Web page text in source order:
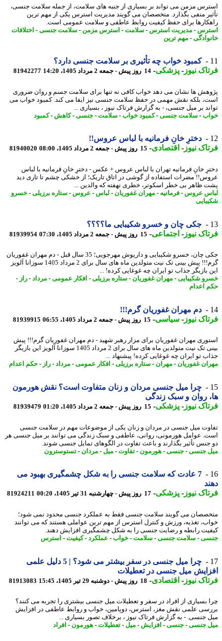
مزمن می تواند بر بسیاری از جنبه های سلامت، از جمله سلامت جنسی،
منفی بگذارد. متخصصان می گویند مدیریت استرس یکی از مهم ترین
برای حفظ کیفیت روابط عاطفی و سلامت عمومی است.
-مدیریت استرس-سلامت-استرس مزمن-سلامت جنسی-اختلافات
-مهم ترین
کمبود خواب چه تأثیری بر سلامت جنسی دارد؟
نیوز-پزشکی-14 روز پیش - جمعه 2 مرداد 1405، 14:20 81942277
ها نشان می دهد خواب کافی نه تنها برای سلامت جسم و روان ضروری
بلکه نقش مهمی در حفظ سلامت جنسی نیز ایفا می کند. کمبود خواب می
بر میل جنسی، - به گزارش فرتاک نیوز ، بسیاری ...
- سلامت جنسی-کمبود خواب- سلامت-جنسی-کاهش-کمبود
دخترِ خانِ فرمانیه با لباس عروس!!
نیوز-اقتصادی-15 روز پیش - جمعه 2 مرداد 1405، 08:00 81940020
خانِ فرمانیه تهران با لباس عروس + عکس - دخترِ خانِ فرمانیه با لباس
مضرات استفاده از گوشی در اتاق تاریک؛ از خشکی چشم تا تاری دید
ظاهر بی خطر اسکوتر، خطری نهفته که والدین ...
عروس -فرمانیه-مهران غفوریان-لباس-عروس -ستاره برزیلی-خسرو
جکی چان و خسرو شکیبایی ما؟؟؟؟
نیوز-اجتماعی-15 روز پیش - جمعه 2 مرداد 1405، 07:30 81939954
جکی چان، خسرو شکیبایی و داریوش مهرجویی؛ 35 سال قبل - دم مهران غفوریان
گرم!!! پیش بینی تک نیت متولدین ماه های سال برای 2 مرداد 1405 سوزانا آلویز
بازیگر جذاب تو ایران چه غوغایی کرده! ...
شکیبایی-مهران غفوریان-ستاره برزیلی-افکار عمومی-مرداد-راز -
اعدام
دم مهران غفوریان گرم!!!
نیوز-سیاسی-15 روز پیش - جمعه 2 مرداد 1405، 06:55 81939915
مهران غفوریان برای مزار رهبر شهید - دم مهران غفوریان گرم!!! پیش
بینی تک نیت متولدین ماه های سال برای 2 مرداد 1405 سوزانا آلویز این بازیگر
تو ایران چه غوغایی کرده! پیشنهاد ...
غفوریان-مهران- ستاره برزیلی-افکار عمومی-مرداد-راز - حکم اعدام
چرا میل جنسی مردان و زنان متفاوت است؟ نقش هورمون
روان و سبک زندگی
نیوز-پزشکی-15 روز پیش - جمعه 2 مرداد 1405، 01:20 81939479
میل جنسی در مردان و زنان یکی از موضوعات مهم در سلامت جنسی
عوامل هورمونی، روانی، عاطفی و سبک زندگی می توانند بر میل جنسی هر
تأثیر بگذارند و باعث تفاوت در الگوهای تمایل جنسی شوند.
جنسی-جنسی-هورمون -تفاوت-میل -مردان - تستوسترون
7 عادت که سلامت جنسی را به شکل چشمگیری بهبود می
نیوز-پزشکی-17 روز پیش - چهارشنبه 31 تیر 1405، 00:20 81924211
می گویند سلامت جنسی فقط به عملکرد جنسی محدود نمی شود؛
تغذیه، ورزش و کنترل استرس از مهم ترین عواملی هستند که می توانند
رابطه و رضایت جنسی را به شکل چشمگیری افزایش دهند.
-سلامت جنسی-سلامت-خواب- عملکرد-کیفیت-استرس
چرا میل جنسی در سفر بیشتر می شود؟ | 5 دلیل علمی
میل جنسی در تعطیلات
نیوز-اقتصادی-18 روز پیش - دوشنبه 29 تیر 1405، 15:45 81913083
بسیاری از افراد در سفر و تعطیلات میل جنسی بیشتری را تجربه می کنند؟
علمی نقش مغز، استرس، دوپامین، خواب و روابط عاطفی در افزایش
جنسی. - به گزارش فرتاک نیوز ، برخلاف تصور بسیاری ...
جنسی-جنسی-افزایش -میل -تعطیلات-هورمون -افراد